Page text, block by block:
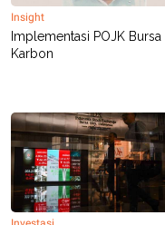
M
D
I
D
SITEMAPPROFILE TERM
USE
Insight
Implementasi POJK Bursa
Karbon